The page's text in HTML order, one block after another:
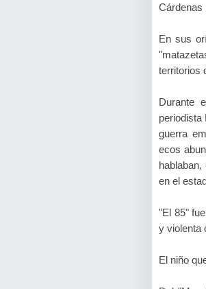
Cárdenas
En sus
territorios
Durante
periodista
guerra
ecos
en el
"El 85"
y violenta
El niño